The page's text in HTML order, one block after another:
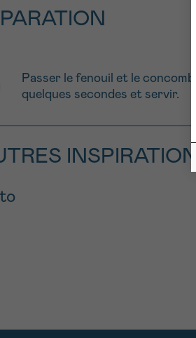
Passer le fenouil et le
quelques secondes et servir.